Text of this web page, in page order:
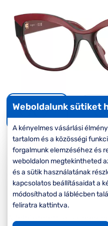
-20%
Korábbi ár: 50.000 Ft
Akciós ár:
Weboldalunk sütiket
A kényelmes vásárlási
tartalom és a közösségi
forgalmunk elemzéséhez és
weboldalon megtekintheted
és a sütik használatának
kapcsolatos beállításaidat a
módosíthatod a láblécben
feliratra kattintva.